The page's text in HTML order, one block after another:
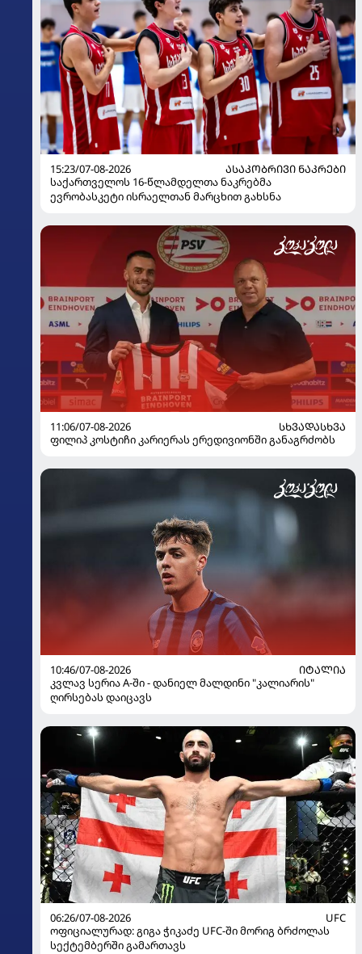
15:23/07-08-2026
ᲐᲡᲐᲙᲝᲑᲠᲘᲕᲘ ᲜᲐᲙᲠᲔᲑᲘ
საქართველოს 16-წლამდელთა ნაკრებმა
ევრობასკეტი ისრაელთან მარცხით გახსნა
11:06/07-08-2026
ᲡᲮᲕᲐᲓᲐᲡᲮᲕᲐ
ფილიპ კოსტიჩი კარიერას ერედივიონში განაგრძობს
10:46/07-08-2026
ᲘᲢᲐᲚᲘᲐ
კვლავ სერია A-ში - დანიელ მალდინი "კალიარის"
ღირსებას დაიცავს
06:26/07-08-2026
UFC
ოფიციალურად: გიგა ჭიკაძე UFC-ში მორიგ ბრძოლას
სექტემბერში გამართავს